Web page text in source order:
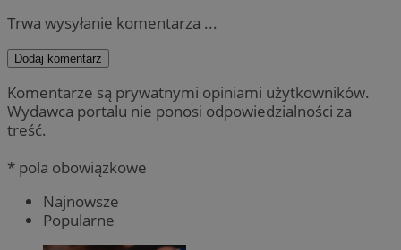
Trwa wysyłanie komentarza ...
Dodaj komentarz
Komentarze są prywatnymi opiniami użytkowników.
Wydawca portalu nie ponosi odpowiedzialności za
treść.
* pola obowiązkowe
Najnowsze
Popularne